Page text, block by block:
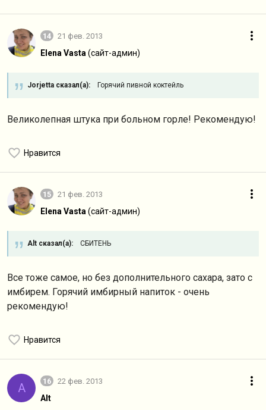
14 21 фев. 2013
Elena Vasta (сайт-админ)
Jorjetta сказал(а): Горячий пивной коктейль
Великолепная штука при больном горле! Рекомендую!
Нравится
15 21 фев. 2013
Elena Vasta (сайт-админ)
Alt сказал(а): СБИТЕНЬ
Все тоже самое, но без дополнительного сахара, зато с
имбирем. Горячий имбирный напиток - очень
рекомендую!
Нравится
A 16 22 фев. 2013
Alt